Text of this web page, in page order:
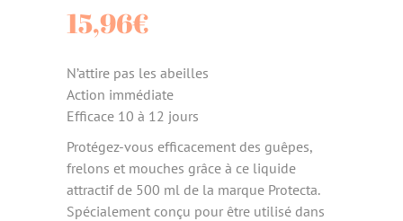
15,96€
N’attire pas les abeilles
Action immédiate
Efficace 10 à 12 jours
Protégez-vous efficacement des guêpes,
frelons et mouches grâce à ce liquide
attractif de 500 ml de la marque Protecta.
Spécialement conçu pour être utilisé dans